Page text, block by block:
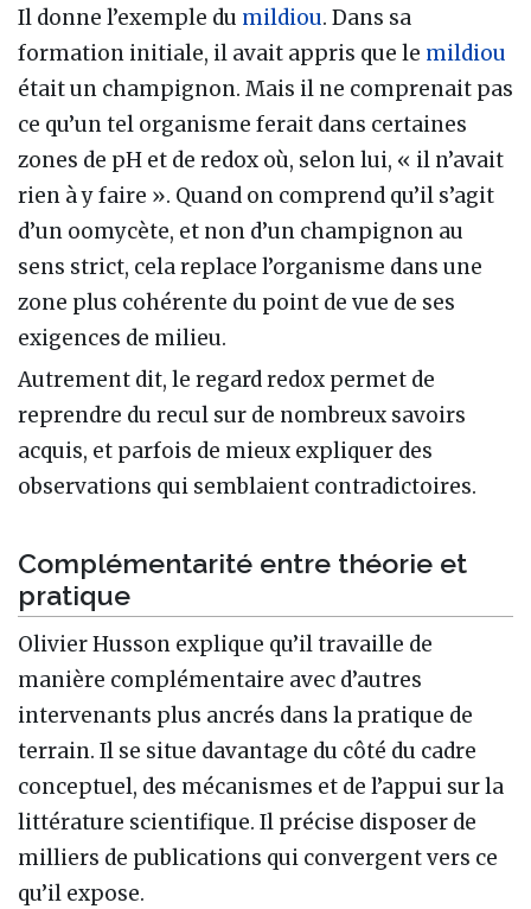
Il donne l’exemple du mildiou. Dans sa
formation initiale, il avait appris que le mildiou
était un champignon. Mais il ne comprenait pas
ce qu’un tel organisme ferait dans certaines
zones de pH et de redox où, selon lui, « il n’avait
rien à y faire ». Quand on comprend qu’il s’agit
d’un oomycète, et non d’un champignon au
sens strict, cela replace l’organisme dans une
zone plus cohérente du point de vue de ses
exigences de milieu.
Autrement dit, le regard redox permet de
reprendre du recul sur de nombreux savoirs
acquis, et parfois de mieux expliquer des
observations qui semblaient contradictoires.
Complémentarité entre théorie et
pratique
Olivier Husson explique qu’il travaille de
manière complémentaire avec d’autres
intervenants plus ancrés dans la pratique de
terrain. Il se situe davantage du côté du cadre
conceptuel, des mécanismes et de l’appui sur la
littérature scientifique. Il précise disposer de
milliers de publications qui convergent vers ce
qu’il expose.